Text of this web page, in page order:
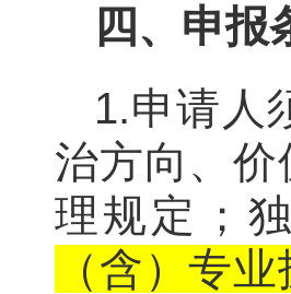
四、申报
1.申请人
治方向、
理规定；
（含）专